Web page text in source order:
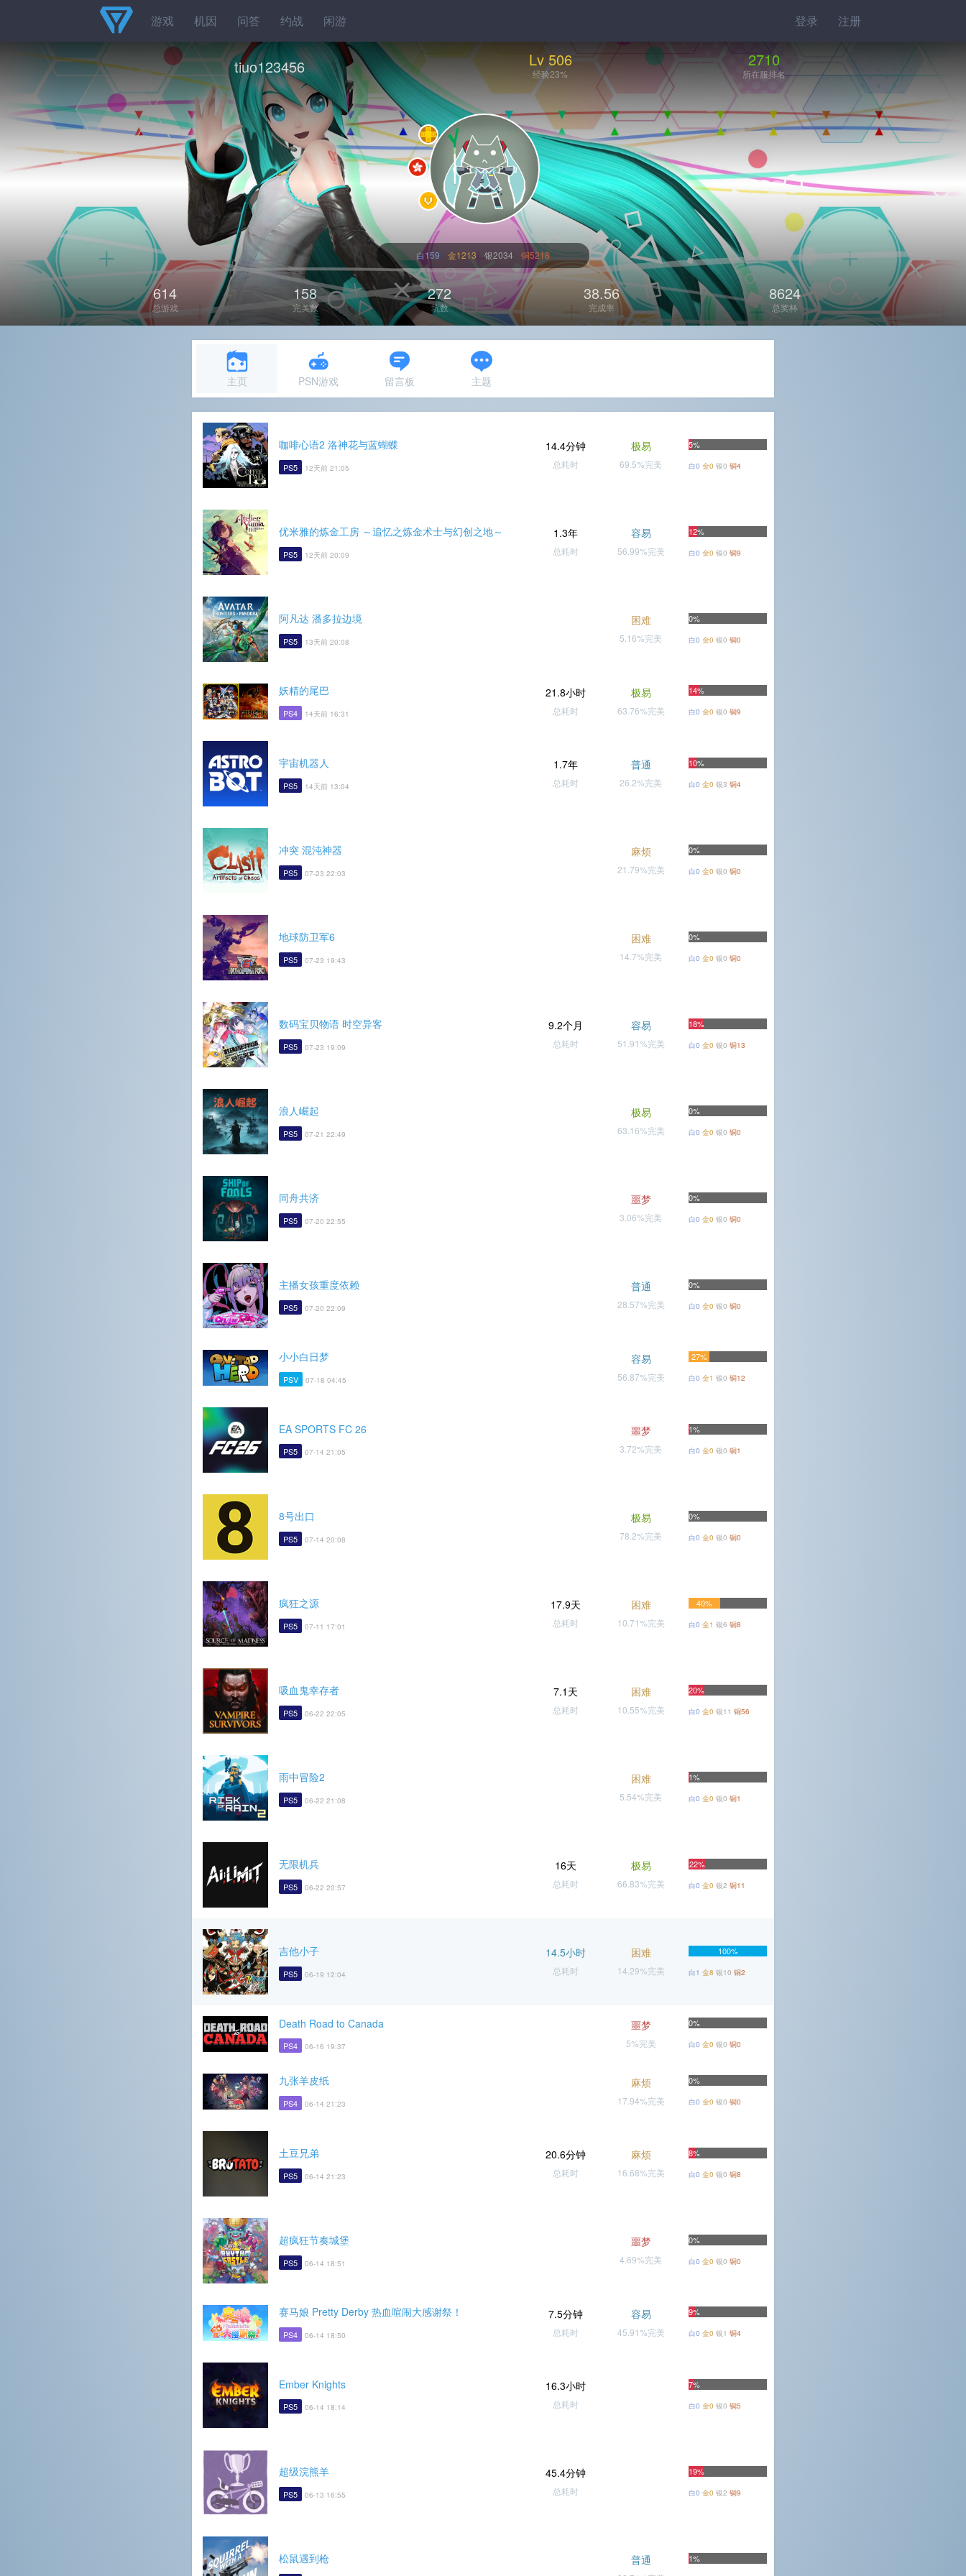
登录 注册
游戏 机因 问答 约战 闲游
tiuo123456 Lv 506
经验23%
2710
所在服排名
白159 金1213 银2034 铜5218
614
总游戏
158
完美数
272
坑数
38.56
完成率
8624
总奖杯
主页 PSN游戏 留言板 主题
咖啡心语2 洛神花与蓝蝴蝶
PS5 12天前 21:05
14.4分钟
总耗时
极易
69.5%完美
5%
白0 金0 银0 铜4
优米雅的炼金工房 ～追忆之炼金术士与幻创之地～
PS5 12天前 20:09
1.3年
总耗时
容易
56.99%完美
12%
白0 金0 银0 铜9
阿凡达 潘多拉边境
PS5 13天前 20:08
困难
5.16%完美
0%
白0 金0 银0 铜0
妖精的尾巴
PS4 14天前 16:31
21.8小时
总耗时
极易
63.76%完美
14%
白0 金0 银0 铜9
宇宙机器人
PS5 14天前 13:04
1.7年
总耗时
普通
26.2%完美
10%
白0 金0 银3 铜4
冲突 混沌神器
PS5 07-23 22:03
麻烦
21.79%完美
0%
白0 金0 银0 铜0
地球防卫军6
PS5 07-23 19:43
困难
14.7%完美
0%
白0 金0 银0 铜0
数码宝贝物语 时空异客
PS5 07-23 19:09
9.2个月
总耗时
容易
51.91%完美
18%
白0 金0 银0 铜13
浪人崛起
PS5 07-21 22:49
极易
63.16%完美
0%
白0 金0 银0 铜0
同舟共济
PS5 07-20 22:55
噩梦
3.06%完美
0%
白0 金0 银0 铜0
主播女孩重度依赖
PS5 07-20 22:09
普通
28.57%完美
0%
白0 金0 银0 铜0
小小白日梦
PSV 07-18 04:45
容易
56.87%完美
27%
白0 金1 银0 铜12
EA SPORTS FC 26
PS5 07-14 21:05
噩梦
3.72%完美
1%
白0 金0 银0 铜1
8号出口
PS5 07-14 20:08
极易
78.2%完美
0%
白0 金0 银0 铜0
疯狂之源
PS5 07-11 17:01
17.9天
总耗时
困难
10.71%完美
40%
白0 金1 银6 铜8
吸血鬼幸存者
PS5 06-22 22:05
7.1天
总耗时
困难
10.55%完美
20%
白0 金0 银11 铜56
雨中冒险2
PS5 06-22 21:08
困难
5.54%完美
1%
白0 金0 银0 铜1
无限机兵
PS5 06-22 20:57
16天
总耗时
极易
66.83%完美
22%
白0 金0 银2 铜11
吉他小子
PS5 06-19 12:04
14.5小时
总耗时
困难
14.29%完美
100%
白1 金8 银10 铜2
Death Road to Canada
PS4 06-16 19:37
噩梦
5%完美
0%
白0 金0 银0 铜0
九张羊皮纸
PS4 06-14 21:23
麻烦
17.94%完美
0%
白0 金0 银0 铜0
土豆兄弟
PS5 06-14 21:23
20.6分钟
总耗时
麻烦
16.68%完美
8%
白0 金0 银0 铜8
超疯狂节奏城堡
PS5 06-14 18:51
噩梦
4.69%完美
0%
白0 金0 银0 铜0
赛马娘 Pretty Derby 热血喧闹大感谢祭！
PS4 06-14 18:50
7.5分钟
总耗时
容易
45.91%完美
9%
白0 金0 银1 铜4
Ember Knights
PS5 06-14 18:14
16.3小时
总耗时
7%
白0 金0 银0 铜5
超级浣熊羊
PS5 06-13 16:55
45.4分钟
总耗时
19%
白0 金0 银2 铜9
松鼠遇到枪 普通 1%